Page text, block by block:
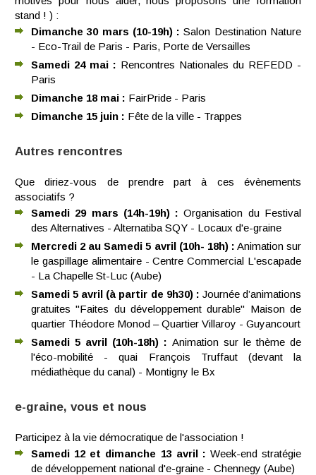
stand ! ) :
Dimanche 30 mars (10-19h) : Salon Destination Nature
- Eco-Trail de Paris - Paris, Porte de Versailles
Samedi 24 mai : Rencontres Nationales du REFEDD -
Paris
Dimanche 18 mai : FairPride - Paris
Dimanche 15 juin : Fête de la ville - Trappes
Autres rencontres
Que diriez-vous de prendre part à ces évènements
associatifs ?
Samedi 29 mars (14h-19h) : Organisation du Festival
des Alternatives - Alternatiba SQY - Locaux d'e-graine
Mercredi 2 au Samedi 5 avril (10h- 18h) : Animation sur
le gaspillage alimentaire - Centre Commercial L'escapade
- La Chapelle St-Luc (Aube)
Samedi 5 avril (à partir de 9h30) : Journée d’animations
gratuites "Faites du développement durable" Maison de
quartier Théodore Monod – Quartier Villaroy - Guyancourt
Samedi 5 avril (10h-18h) : Animation sur le thème de
l'éco-mobilité - quai François Truffaut (devant la
médiathèque du canal) - Montigny le Bx
e-graine, vous et nous
Participez à la vie démocratique de l'association !
Samedi 12 et dimanche 13 avril : Week-end stratégie
de développement national d'e-graine - Chennegy (Aube)